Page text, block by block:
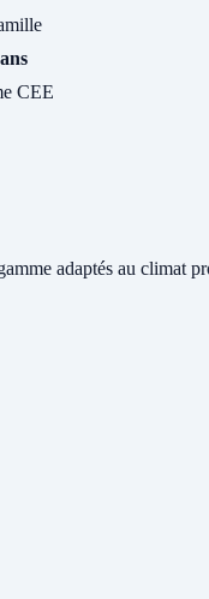
CEE
adaptés au climat